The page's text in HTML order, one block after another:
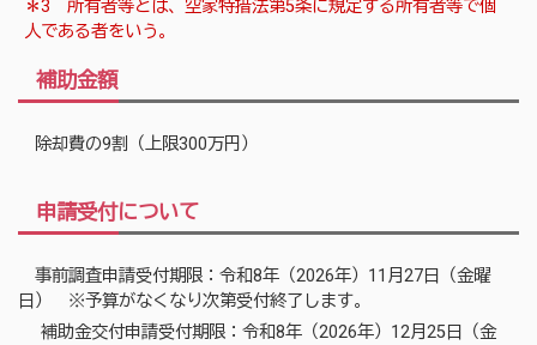
＊3 所有者等とは、空家特措法第5条に規定する所有者等で個
人である者をいう。
補助金額
除却費の9割（上限300万円）
申請受付について
事前調査申請受付期限：令和8年（2026年）11月27日（金曜
日） ※予算がなくなり次第受付終了します。
補助金交付申請受付期限：令和8年（2026年）12月25日（金